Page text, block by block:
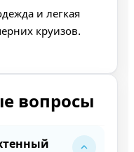
и легкая
круизов.
вопросы